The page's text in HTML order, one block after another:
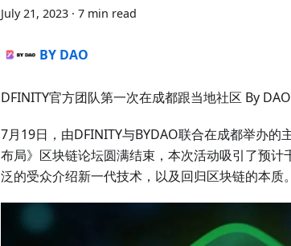
July 21, 2023 · 7 min read
BY DAO
DFINITY官方团队第一次在成都跟当地社区 By
7月19日，由DFINITY与BYDAO联合在成都举办的
布局》区块链论坛圆满结束，本次活动吸引了预
泛的受众介绍新一代技术，以及回归区块链的本质。